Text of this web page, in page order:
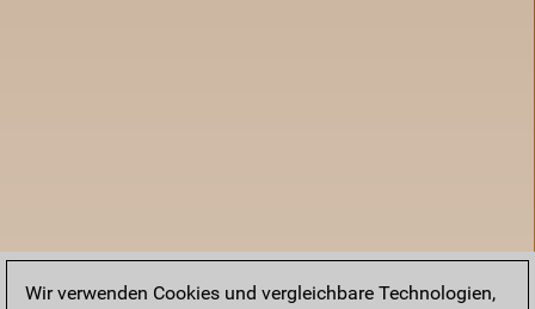
Wir verwenden Cookies und vergleichbare Technologien,